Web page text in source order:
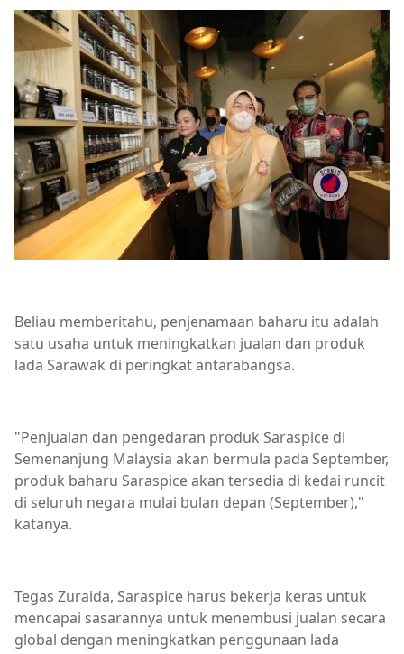
Beliau memberitahu, penjenamaan baharu itu adalah
satu usaha untuk meningkatkan jualan dan produk
lada Sarawak di peringkat antarabangsa.
"Penjualan dan pengedaran produk Saraspice di
Semenanjung Malaysia akan bermula pada September,
produk baharu Saraspice akan tersedia di kedai runcit
di seluruh negara mulai bulan depan (September),"
katanya.
Tegas Zuraida, Saraspice harus bekerja keras untuk
mencapai sasarannya untuk menembusi jualan secara
global dengan meningkatkan penggunaan lada